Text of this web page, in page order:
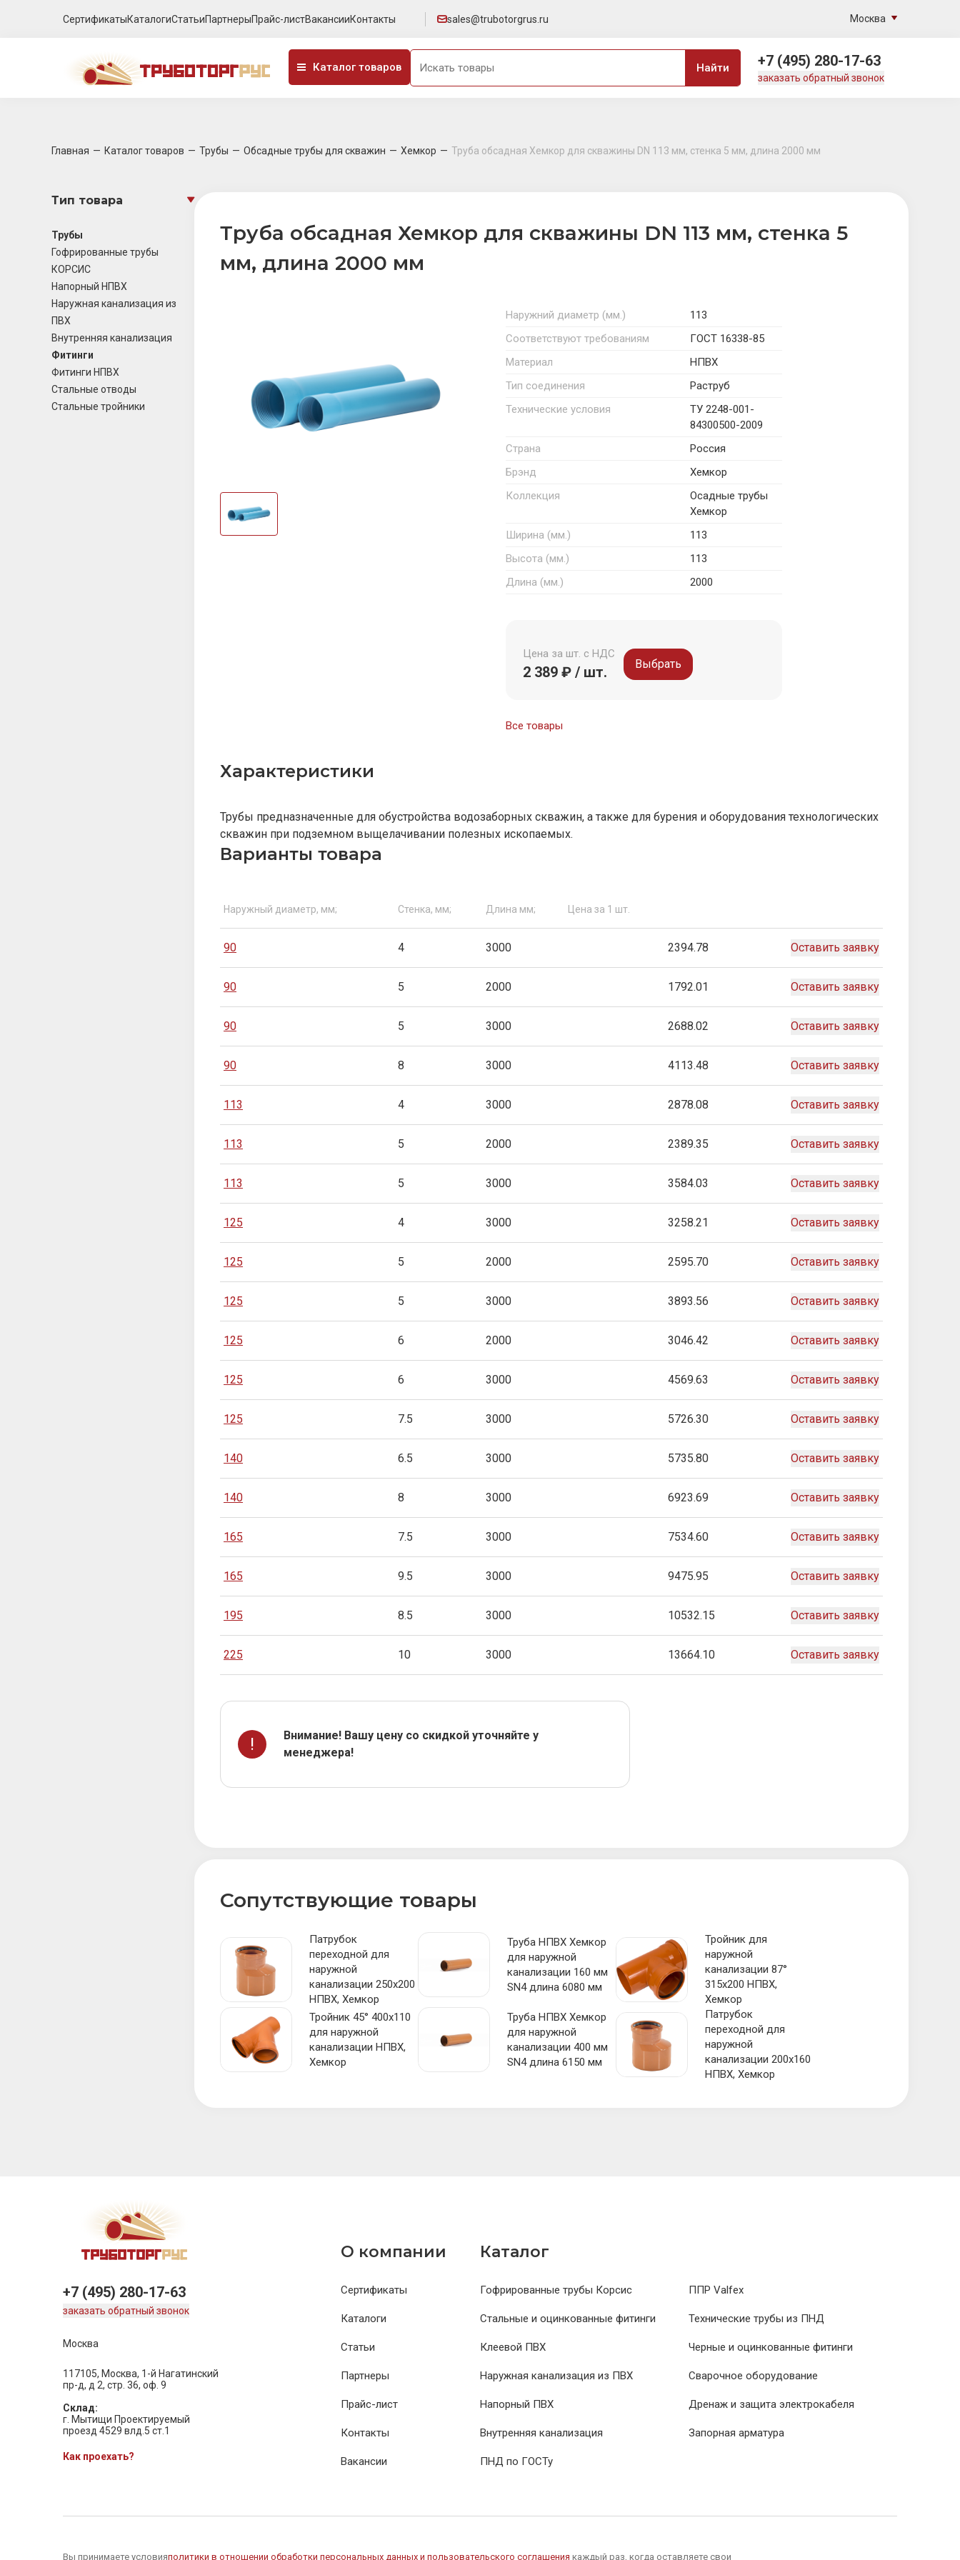
СертификатыКаталогиСтатьиПартнерыПрайс-листВакансииКонтакты sales@trubotorgrus.ru Москва
Каталог товаров Найти +7 (495) 280-17-63
заказать обратный звонок
Главная Каталог товаров Трубы Обсадные трубы для скважин Хемкор Труба обсадная Хемкор для скважины DN 113 мм, стенка 5 мм, длина 2000 мм
Тип товара
Трубы
Гофрированные трубы
КОРСИС
Напорный НПВХ
Наружная канализация из
ПВХ
Внутренняя канализация
Фитинги
Фитинги НПВХ
Стальные отводы
Стальные тройники
Труба обсадная Хемкор для скважины DN 113 мм, стенка 5
мм, длина 2000 мм
Наружний диаметр (мм.)
113
Соответствуют требованиям
ГОСТ 16338-85
Материал
НПВХ
Тип соединения
Раструб
Технические условия
ТУ 2248-001-
84300500-2009
Страна
Россия
Брэнд
Хемкор
Коллекция
Осадные трубы
Хемкор
Ширина (мм.)
113
Высота (мм.)
113
Длина (мм.)
2000
Цена за шт. с НДС
2 389 ₽ / шт. Выбрать
Все товары
Характеристики
Трубы предназначенные для обустройства водозаборных скважин, а также для бурения и оборудования технологических
скважин при подземном выщелачивании полезных ископаемых.
Варианты товара
Наружный диаметр, мм; Стенка, мм; Длина мм; Цена за 1 шт.
90 4 3000 2394.78 Оставить заявку
90 5 2000 1792.01 Оставить заявку
90 5 3000 2688.02 Оставить заявку
90 8 3000 4113.48 Оставить заявку
113 4 3000 2878.08 Оставить заявку
113 5 2000 2389.35 Оставить заявку
113 5 3000 3584.03 Оставить заявку
125 4 3000 3258.21 Оставить заявку
125 5 2000 2595.70 Оставить заявку
125 5 3000 3893.56 Оставить заявку
125 6 2000 3046.42 Оставить заявку
125 6 3000 4569.63 Оставить заявку
125 7.5 3000 5726.30 Оставить заявку
140 6.5 3000 5735.80 Оставить заявку
140 8 3000 6923.69 Оставить заявку
165 7.5 3000 7534.60 Оставить заявку
165 9.5 3000 9475.95 Оставить заявку
195 8.5 3000 10532.15 Оставить заявку
225 10 3000 13664.10 Оставить заявку
!
Внимание! Вашу цену со скидкой уточняйте у
менеджера!
Сопутствующие товары
Патрубок
переходной для
наружной
канализации 250х200
НПВХ, Хемкор
Труба НПВХ Хемкор
для наружной
канализации 160 мм
SN4 длина 6080 мм
Тройник для
наружной
канализации 87°
315х200 НПВХ,
Хемкор
Тройник 45° 400х110
для наружной
канализации НПВХ,
Хемкор
Труба НПВХ Хемкор
для наружной
канализации 400 мм
SN4 длина 6150 мм
Патрубок
переходной для
наружной
канализации 200х160
НПВХ, Хемкор
+7 (495) 280-17-63
заказать обратный звонок
Москва
117105, Москва, 1-й Нагатинский
пр-д, д 2, стр. 36, оф. 9
Склад:
г. Мытищи Проектируемый
проезд 4529 влд.5 ст.1
Как проехать?
О компании
Сертификаты
Каталоги
Статьи
Партнеры
Прайс-лист
Контакты
Вакансии
Каталог
Гофрированные трубы Корсис
Стальные и оцинкованные фитинги
Клеевой ПВХ
Наружная канализация из ПВХ
Напорный ПВХ
Внутренняя канализация
ПНД по ГОСТу
ППР Valfex
Технические трубы из ПНД
Черные и оцинкованные фитинги
Сварочное оборудование
Дренаж и защита электрокабеля
Запорная арматура
Вы принимаете условияполитики в отношении обработки персональных данных и пользовательского соглашения каждый раз, когда оставляете свои